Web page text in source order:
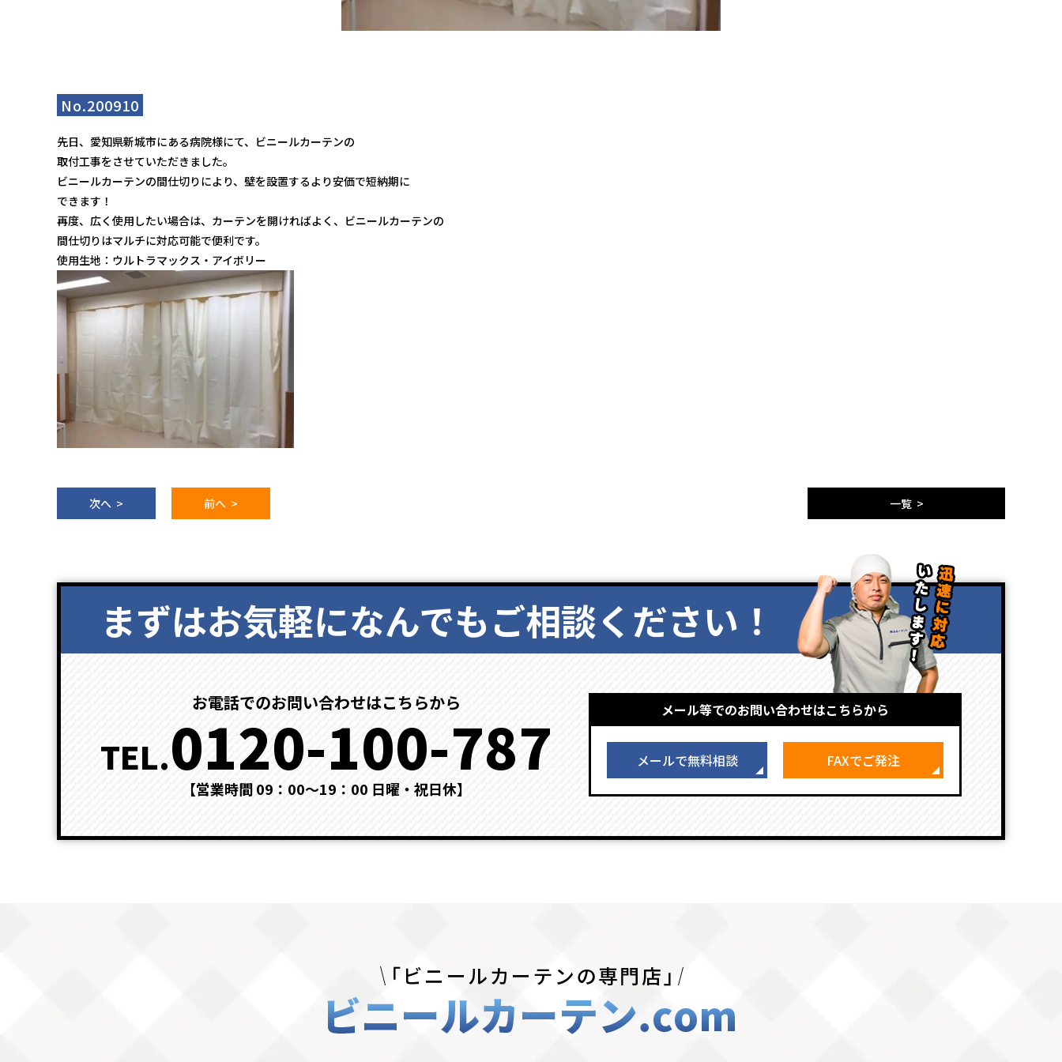
No.200910
先日、愛知県新城市にある病院様にて、ビニールカーテンの
取付工事をさせていただきました。
ビニールカーテンの間仕切りにより、壁を設置するより安価で短納期に
できます！
再度、広く使用したい場合は、カーテンを開ければよく、ビニールカーテンの
間仕切りはマルチに対応可能で便利です。
使用生地：ウルトラマックス・アイボリー
次へ > 前へ > 一覧 >
まずはお気軽になんでもご相談ください！
お電話でのお問い合わせはこちらから
TEL.0120-100-787
【営業時間 09：00～19：00 日曜・祝日休】
メール等でのお問い合わせはこちらから
メールで無料相談 FAXでご発注